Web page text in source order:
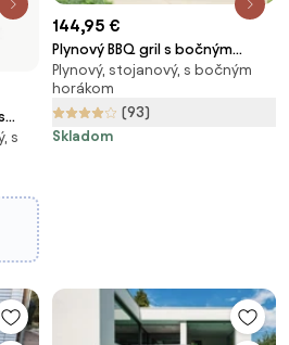
s
144,95 €
Plynový BBQ gril s bočným
horákom Avenberg COLORADO
Plynový, stojanový, s bočným
horákom
(93)
Skladom